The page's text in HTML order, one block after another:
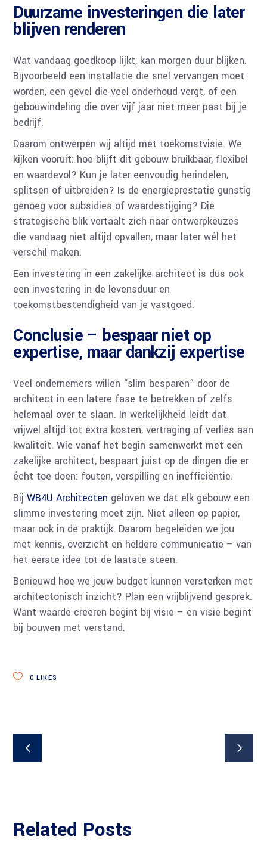
Duurzame investeringen die later
blijven renderen
Wat vandaag goedkoop lijkt, kan morgen duur blijken.
Bijvoorbeeld een installatie die snel vervangen moet
worden, een gevel die veel onderhoud vergt, of een
gebouwindeling die over vijf jaar niet meer past bij je
bedrijf.
Daarom ontwerpen wij altijd met toekomstvisie. We
kijken vooruit: hoe blijft dit gebouw bruikbaar, flexibel
en waardevol? Kun je later eenvoudig herindelen,
splitsen of uitbreiden? Is de energieprestatie gunstig
genoeg voor subsidies of waardestijging? Die
strategische blik vertaalt zich naar ontwerpkeuzes
die vandaag niet altijd opvallen, maar later wél het
verschil maken.
Een investering in een zakelijke architect is dus ook
een investering in de levensduur en
toekomstbestendigheid van je vastgoed.
Conclusie – bespaar niet op
expertise, maar dankzij expertise
Veel ondernemers willen “slim besparen” door de
architect in een latere fase te betrekken of zelfs
helemaal over te slaan. In werkelijkheid leidt dat
vrijwel altijd tot extra kosten, vertraging of verlies aan
kwaliteit. Wie vanaf het begin samenwerkt met een
zakelijke architect, bespaart juist op de dingen die er
écht toe doen: fouten, verspilling en inefficiëntie.
BijWB4U Architecten geloven we dat elk gebouw een
slimme investering moet zijn. Niet alleen op papier,
maar ook in de praktijk. Daarom begeleiden we jou
met kennis, overzicht en heldere communicatie – van
het eerste idee tot de laatste steen.
Benieuwd hoe we jouw budget kunnen versterken met
architectonisch inzicht? Plan een vrijblijvend gesprek.
Want waarde creëren begint bij visie – en visie begint
bij bouwen met verstand.
0 LIKES
Related Posts